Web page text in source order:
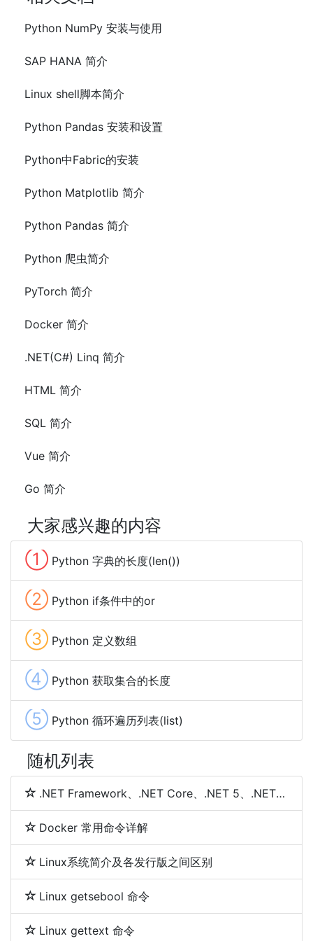
Python NumPy 安装与使用
SAP HANA 简介
Linux shell脚本简介
Python Pandas 安装和设置
Python中Fabric的安装
Python Matplotlib 简介
Python Pandas 简介
Python 爬虫简介
PyTorch 简介
Docker 简介
.NET(C#) Linq 简介
HTML 简介
SQL 简介
Vue 简介
Go 简介
大家感兴趣的内容
① Python 字典的长度(len())
② Python if条件中的or
③ Python 定义数组
④ Python 获取集合的长度
⑤ Python 循环遍历列表(list)
随机列表
.NET Framework、.NET Core、.NET 5、.NET 6和.NET 7 简介及区别
Docker 常用命令详解
Linux系统简介及各发行版之间区别
Linux getsebool 命令
Linux gettext 命令